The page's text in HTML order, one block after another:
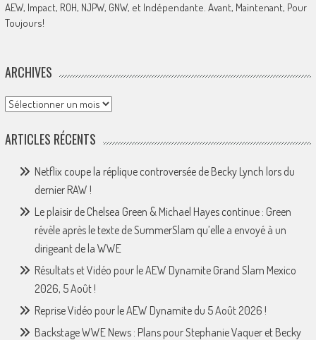
AEW, Impact, ROH, NJPW, GNW, et Indépendante. Avant, Maintenant, Pour
Toujours!
ARCHIVES
Archives
ARTICLES RÉCENTS
Netflix coupe la réplique controversée de Becky Lynch lors du
dernier RAW !
Le plaisir de Chelsea Green & Michael Hayes continue : Green
révèle après le texte de SummerSlam qu’elle a envoyé à un
dirigeant de la WWE
Résultats et Vidéo pour le AEW Dynamite Grand Slam Mexico
2026, 5 Août !
Reprise Vidéo pour le AEW Dynamite du 5 Août 2026 !
Backstage WWE News : Plans pour Stephanie Vaquer et Becky